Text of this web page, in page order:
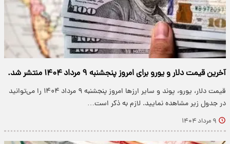
آخرین قیمت دلار و یورو برای امروز پنجشنبه ۹ مرداد ۱۴۰۴ منتشر شد.
قیمت دلار، یورو، پوند و سایر ارزها امروز پنجشنبه ۹ مرداد ۱۴۰۴ را می‌توانید
در جدول زیر مشاهده نمایید. لازم به ذکر است…
۹ مرداد ۱۴۰۴